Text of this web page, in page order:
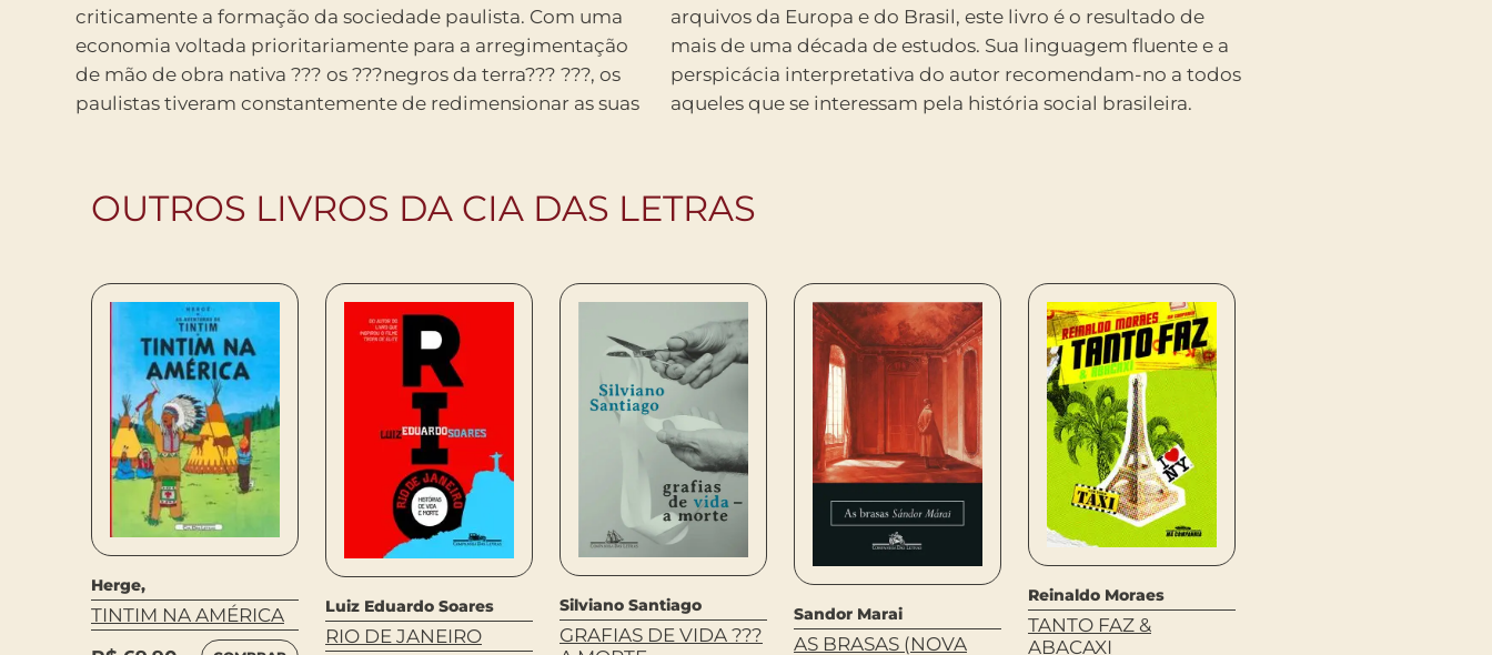
criticamente a formação da sociedade paulista. Com uma
economia voltada prioritariamente para a arregimentação
de mão de obra nativa ??? os ???negros da terra??? ???, os
paulistas tiveram constantemente de redimensionar as suas
arquivos da Europa e do Brasil, este livro é o resultado de
mais de uma década de estudos. Sua linguagem fluente e a
perspicácia interpretativa do autor recomendam-no a todos
aqueles que se interessam pela história social brasileira.
OUTROS LIVROS DA CIA DAS LETRAS
Herge,
TINTIM NA AMÉRICA
Luiz Eduardo Soares
RIO DE JANEIRO
Silviano Santiago
GRAFIAS DE VIDA ???
Sandor Marai
AS BRASAS (NOVA
Reinaldo Moraes
TANTO FAZ &
ABACAXI